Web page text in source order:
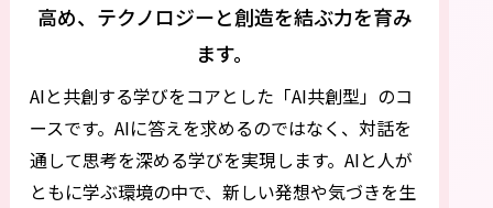
高め、 テクノロジーと創造を結ぶ力を育み
ます。
AIと共創する学びをコアとした「AI共創型」のコ
ースです。 AIに答えを求めるのではなく、対話を
通して思考を深める学びを実現します。AIと人が
ともに学ぶ環境の中で、新しい発想や気づきを生